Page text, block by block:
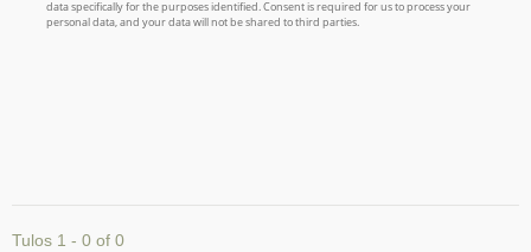
Tulos 1 - 0 of 0